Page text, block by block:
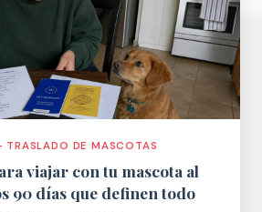
TRASLADO DE MASCOTAS
viajar con tu mascota al
90 días que definen todo